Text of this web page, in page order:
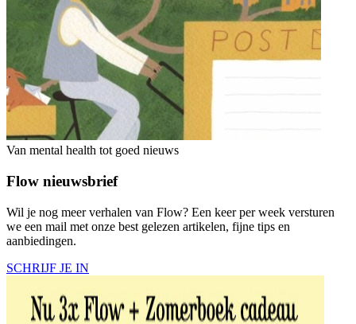
Van mental health tot goed nieuws
Flow nieuwsbrief
Wil je nog meer verhalen van Flow? Een keer per week versturen
we een mail met onze best gelezen artikelen, fijne tips en
aanbiedingen.
SCHRIJF JE IN